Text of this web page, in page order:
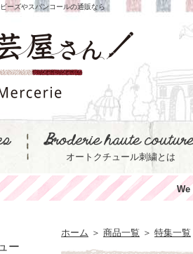
ーズやスパンコールの通販なら
オートクチュール刺繍とは
We
ホーム ＞ 商品一覧 ＞ 特集一覧
ー